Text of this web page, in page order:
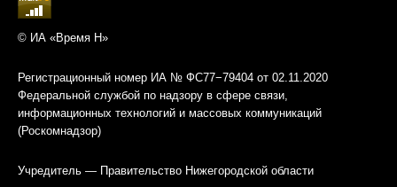
© ИА «Время Н»
Регистрационный номер ИА № ФС77−79404 от 02.11.2020
Федеральной службой по надзору в сфере связи,
информационных технологий и массовых коммуникаций
(Роскомнадзор)
Учредитель — Правительство Нижегородской области